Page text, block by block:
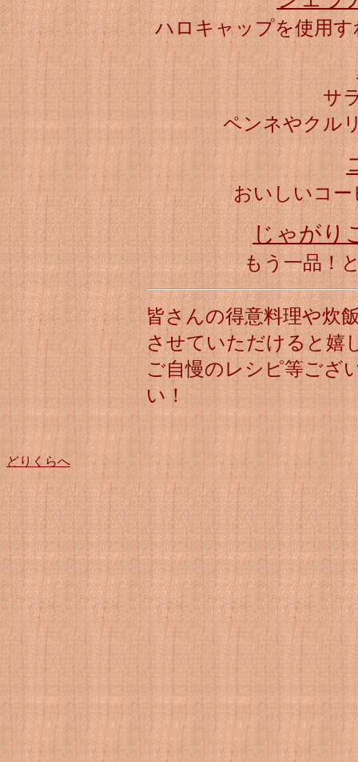
ハロキャップを使用
サ
ペンネやクル
おいしいコ
じゃがり
もう一品！
皆さんの得意料理や炊
させていただけると嬉
ご自慢のレシピ等ござ
い！
どりくらへ